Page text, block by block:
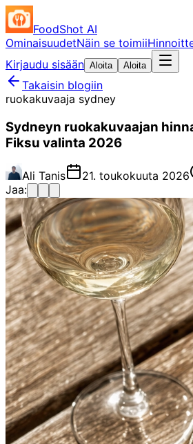
FoodShot AI
OminaisuudetNäin se toimii
Kirjaudu sisään Aloita Aloita
Takaisin blogiin
ruokakuvaaja sydney
Sydneyn ruokakuvaajan
Fiksu valinta 2026
Ali Tanis 21. toukokuuta 2026
Jaa: